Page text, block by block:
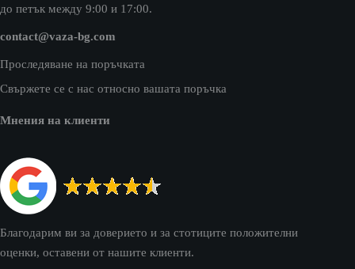
до петък между 9:00 и 17:00.
contact@vaza-bg.com
Проследяване на поръчката
Свържете се с нас относно вашата поръчка
Мнения на клиенти
Благодарим ви за доверието и за стотиците положителни
оценки, оставени от нашите клиенти.